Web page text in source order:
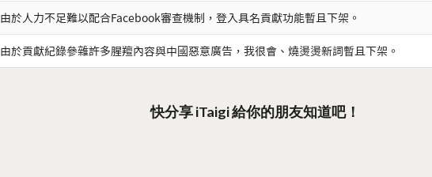
由於人力不足難以配合Facebook審查機制，登入具名貢獻功能暫且下架。
由於貢獻紀錄參雜許多腥羶內容與中國惡意廣告，我很會、燒燙燙新詞暫且下架。
快分享 iTaigi 給你的朋友知道吧！